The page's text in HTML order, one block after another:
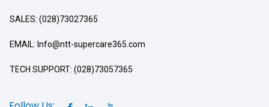
SALES: (028)73027365
EMAIL: Info@ntt-supercare365.com
TECH SUPPORT: (028)73057365